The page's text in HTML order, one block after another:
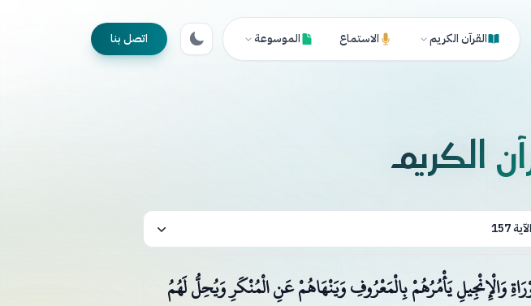
القرآن الكريم الاستماع الموسوعة اتصل بنا
الكريم
الآية 157
وَالْإِنْجِيلِ يَأْمُرُهُمْ بِالْمَعْرُوفِ وَيَنْهَاهُمْ عَنِ الْمُنْكَرِ وَيُحِلُّ لَهُمُ